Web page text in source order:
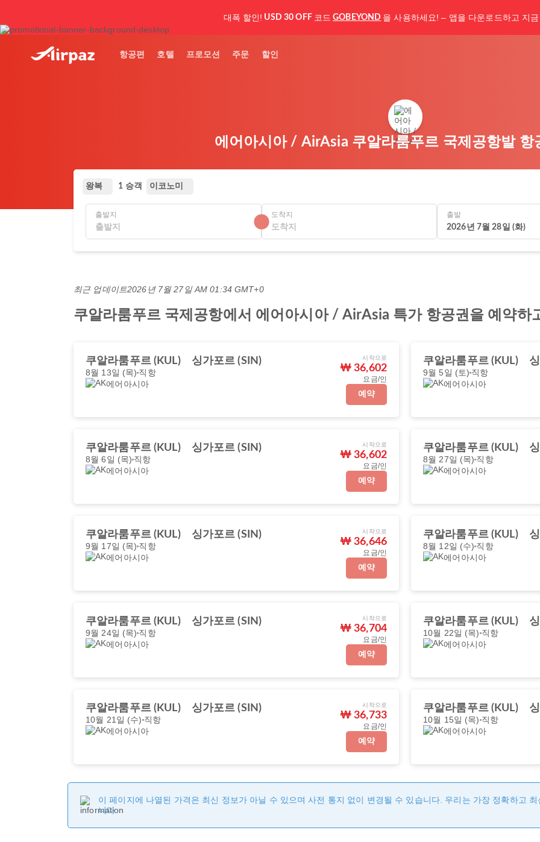
대폭 할인! USD 30 OFF 코드 GOBEYOND 을 사용하세요! – 앱을 다운로드하고 지
항공편 호텔 프로모션 주문 할인
에어아시아 / AirAsia 쿠알라룸푸르 국제공항발 항
왕복 1 승객 이코노미
출발지 도착지
출발
2026년 7월 28일 (화)
최근 업데이트2026년 7월 27일 AM 01:34 GMT+0
쿠알라룸푸르 국제공항에서 에어아시아 / AirAsia 특가 항공권을 예약하
쿠알라룸푸르 (KUL) 싱가포르 (SIN)
8월 13일 (목) 직항
에어아시아
시작으로
₩ 36,602
요금/인
예약
쿠알라룸푸르 (KUL)
9월 5일 (토) 직항
에어아시아
쿠알라룸푸르 (KUL) 싱가포르 (SIN)
8월 6일 (목) 직항
에어아시아
시작으로
₩ 36,602
요금/인
예약
쿠알라룸푸르 (KUL)
8월 27일 (목) 직항
에어아시아
쿠알라룸푸르 (KUL) 싱가포르 (SIN)
9월 17일 (목) 직항
에어아시아
시작으로
₩ 36,646
요금/인
예약
쿠알라룸푸르 (KUL)
8월 12일 (수) 직항
에어아시아
쿠알라룸푸르 (KUL) 싱가포르 (SIN)
9월 24일 (목) 직항
에어아시아
시작으로
₩ 36,704
요금/인
예약
쿠알라룸푸르 (KUL)
10월 22일 (목) 직항
에어아시아
쿠알라룸푸르 (KUL) 싱가포르 (SIN)
10월 21일 (수) 직항
에어아시아
시작으로
₩ 36,733
요금/인
예약
쿠알라룸푸르 (KUL)
10월 15일 (목) 직항
에어아시아
이 페이지에 나열된 가격은 최신 정보가 아닐 수 있으며 사전 통지 없이 변경될 수 있습니다. 우리는 가장 정확하고
니다.